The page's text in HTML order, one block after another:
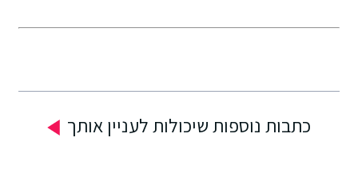
כתבות נוספות שיכולות לעניין אותך